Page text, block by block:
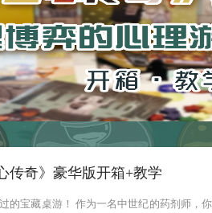
传奇》豪华版开箱+教学
的宝藏桌游！ 作为一名中世纪的药剂师，